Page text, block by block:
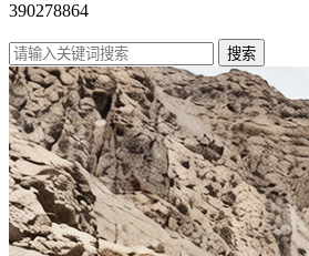
390278864
搜索